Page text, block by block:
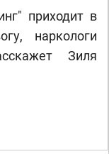
приходит в
наркологи
Зиля